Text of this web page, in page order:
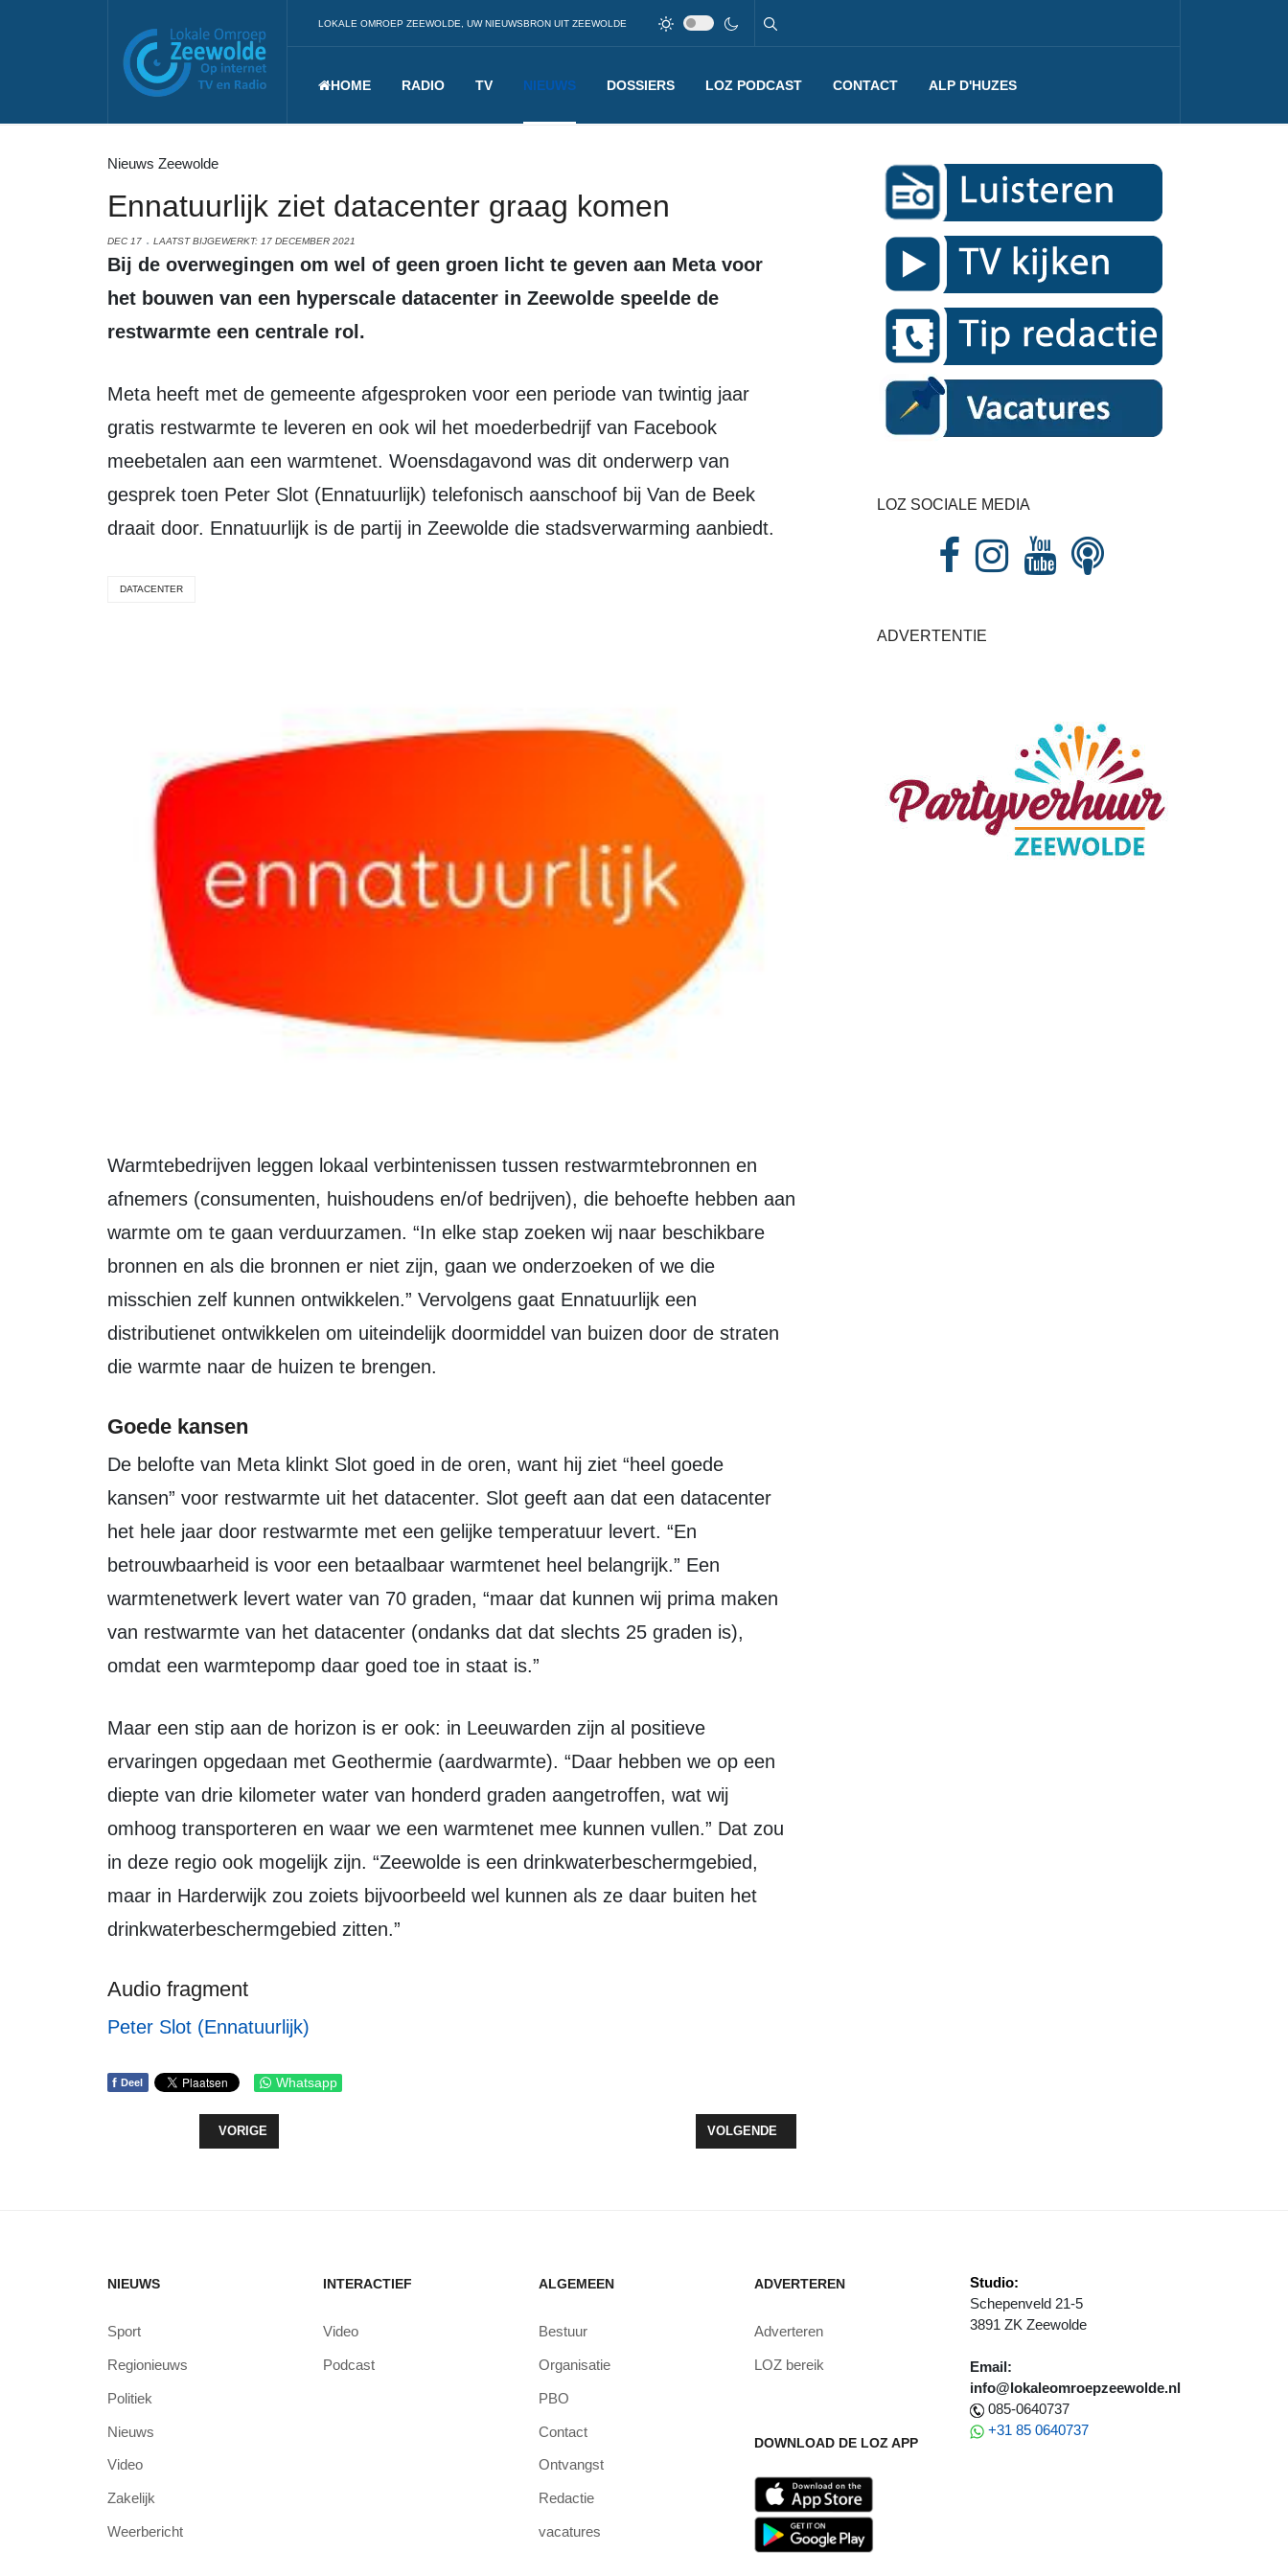
LOKALE OMROEP ZEEWOLDE, UW NIEUWSBRON UIT ZEEWOLDE
HOME RADIO TV NIEUWS DOSSIERS LOZ PODCAST CONTACT ALP D'HUZES
Nieuws Zeewolde
Ennatuurlijk ziet datacenter graag komen
DEC 17 LAATST BIJGEWERKT: 17 DECEMBER 2021
Bij de overwegingen om wel of geen groen licht te geven aan Meta voor
het bouwen van een hyperscale datacenter in Zeewolde speelde de
restwarmte een centrale rol.
Meta heeft met de gemeente afgesproken voor een periode van twintig jaar
gratis restwarmte te leveren en ook wil het moederbedrijf van Facebook
meebetalen aan een warmtenet. Woensdagavond was dit onderwerp van
gesprek toen Peter Slot (Ennatuurlijk) telefonisch aanschoof bij Van de Beek
draait door. Ennatuurlijk is de partij in Zeewolde die stadsverwarming aanbiedt.
DATACENTER
Warmtebedrijven leggen lokaal verbintenissen tussen restwarmtebronnen en
afnemers (consumenten, huishoudens en/of bedrijven), die behoefte hebben aan
warmte om te gaan verduurzamen. “In elke stap zoeken wij naar beschikbare
bronnen en als die bronnen er niet zijn, gaan we onderzoeken of we die
misschien zelf kunnen ontwikkelen.” Vervolgens gaat Ennatuurlijk een
distributienet ontwikkelen om uiteindelijk doormiddel van buizen door de straten
die warmte naar de huizen te brengen.
Goede kansen
De belofte van Meta klinkt Slot goed in de oren, want hij ziet “heel goede
kansen” voor restwarmte uit het datacenter. Slot geeft aan dat een datacenter
het hele jaar door restwarmte met een gelijke temperatuur levert. “En
betrouwbaarheid is voor een betaalbaar warmtenet heel belangrijk.” Een
warmtenetwerk levert water van 70 graden, “maar dat kunnen wij prima maken
van restwarmte van het datacenter (ondanks dat dat slechts 25 graden is),
omdat een warmtepomp daar goed toe in staat is.”
Maar een stip aan de horizon is er ook: in Leeuwarden zijn al positieve
ervaringen opgedaan met Geothermie (aardwarmte). “Daar hebben we op een
diepte van drie kilometer water van honderd graden aangetroffen, wat wij
omhoog transporteren en waar we een warmtenet mee kunnen vullen.” Dat zou
in deze regio ook mogelijk zijn. “Zeewolde is een drinkwaterbeschermgebied,
maar in Harderwijk zou zoiets bijvoorbeeld wel kunnen als ze daar buiten het
drinkwaterbeschermgebied zitten.”
Audio fragment
Peter Slot (Ennatuurlijk)
f Deel Whatsapp
VORIG ARTIKEL: STAATSSECRETARIS KNOPS: "RIJKSVASTGOEDBEDRIJF IS NIET VERPLICHT GROND TE VERKOPEN"
VORIGE VOLGENDE ARTIKEL: META KAN NU 'BENODIGDE VERGUNNINGEN AANVRAGEN'
VOLGENDE
LOZ SOCIALE MEDIA
ADVERTENTIE
NIEUWS
Sport
Regionieuws
Politiek
Nieuws
Video
Zakelijk
Weerbericht
INTERACTIEF
Video
Podcast
ALGEMEEN
Bestuur
Organisatie
PBO
Contact
Ontvangst
Redactie
vacatures
ADVERTEREN
Adverteren
LOZ bereik
DOWNLOAD DE LOZ APP
Studio:
Schepenveld 21-5
3891 ZK Zeewolde
Email:
info@lokaleomroepzeewolde.nl
085-0640737
+31 85 0640737